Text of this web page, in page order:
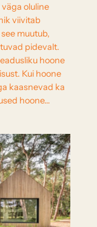
oluline
viivitab
muutub,
pidevalt.
hoone
Kui hoone
kaasnevad ka
hoone…